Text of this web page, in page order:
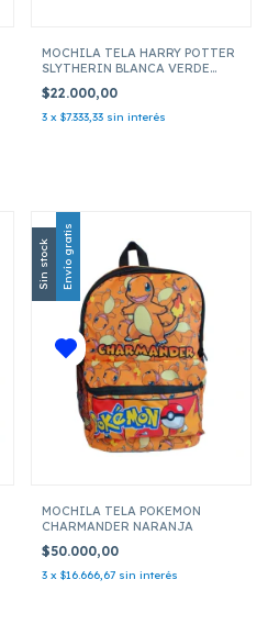
MOCHILA TELA HARRY POTTER
SLYTHERIN BLANCA VERDE
$22.000,00
3 x $7.333,33 sin interés
Sin stock Envío gratis
MOCHILA TELA POKEMON
CHARMANDER NARANJA
$50.000,00
3 x $16.666,67 sin interés